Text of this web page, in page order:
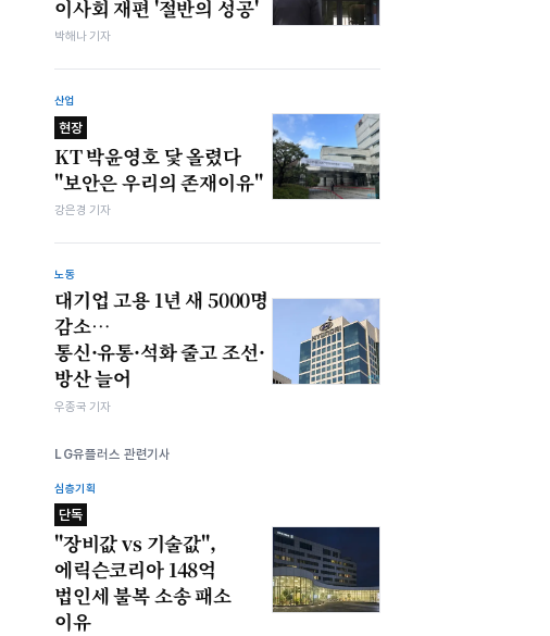
이사회 재편 '절반의 성공'
박해나 기자
산업
현장
KT 박윤영호 닻 올렸다
"보안은 우리의 존재이유"
강은경 기자
노동
대기업 고용 1년 새 5000명
감소…
통신·유통·석화 줄고 조선·
방산 늘어
우종국 기자
LG유플러스 관련기사
심층기획
단독
"장비값 vs 기술값",
에릭슨코리아 148억
법인세 불복 소송 패소
이유